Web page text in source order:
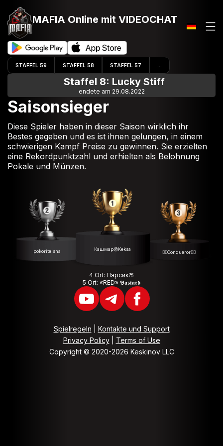
MAFIA Online mit VIDEOCHAT
STAFFEL 59 STAFFEL 58 STAFFEL 57
Staffel 8: Lucky Stiff
endete am 29.08.2022
Saisonsieger
Diese Spieler haben in dieser Saison wirklich ihr
Bestes gegeben und es ist ihnen gelungen, in einem
schwierigen Kampf Preise zu gewinnen. Sie erzielten
eine Rekordpunktzahl und erhielten als Belohnung
Pokale und Münzen.
Кашмар😵Keksa
pokoritelsha 💂‍♂️Conqueror💂‍♂️
4 Ort: Пэрсик🍑
5 Ort: «RED» 𝕭𝖆𝖘𝖙𝖆𝖗𝖉
Spielregeln
Kontakte und Support
Privacy Policy| Terms of Use
Copyright © 2020-2026 Keskinov LLC